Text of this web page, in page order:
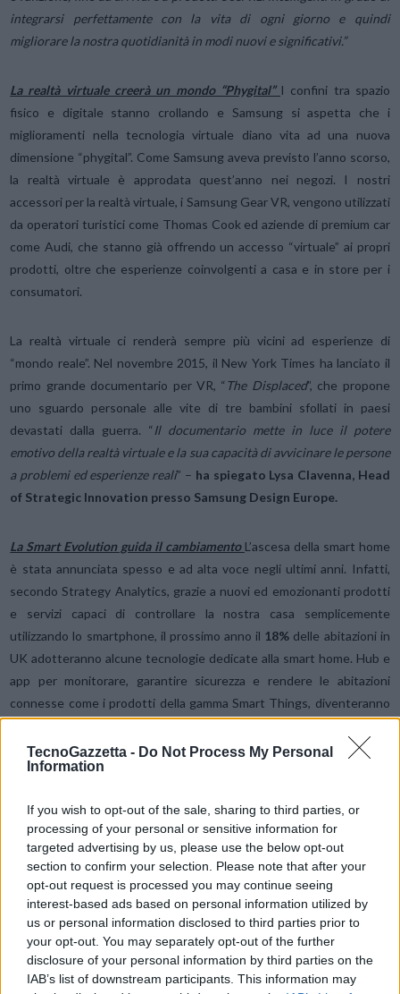
TecnoGazzetta - Do Not Process My Personal
Information
If you wish to opt-out of the sale, sharing to third parties, or
processing of your personal or sensitive information for
targeted advertising by us, please use the below opt-out
section to confirm your selection. Please note that after your
opt-out request is processed you may continue seeing
interest-based ads based on personal information utilized by
us or personal information disclosed to third parties prior to
your opt-out. You may separately opt-out of the further
disclosure of your personal information by third parties on the
IAB’s list of downstream participants. This information may
integrarsi perfettamente con la vita di ogni giorno e quindi
migliorare la nostra quotidianità in modi nuovi e significativi.”
La realtà virtuale creerà un mondo “Phygital” I confini tra spazio
fisico e digitale stanno crollando e Samsung si aspetta che i
miglioramenti nella tecnologia virtuale diano vita ad una nuova
dimensione “phygital”. Come Samsung aveva previsto l’anno scorso,
la realtà virtuale è approdata quest’anno nei negozi. I nostri
accessori per la realtà virtuale, i Samsung Gear VR, vengono utilizzati
da operatori turistici come Thomas Cook ed aziende di premium car
come Audi, che stanno già offrendo un accesso “virtuale” ai propri
prodotti, oltre che esperienze coinvolgenti a casa e in store per i
consumatori.
La realtà virtuale ci renderà sempre più vicini ad esperienze di
“mondo reale”. Nel novembre 2015, il New York Times ha lanciato il
primo grande documentario per VR, “ The Displaced”, che propone
uno sguardo personale alle vite di tre bambini sfollati in paesi
devastati dalla guerra. “ Il documentario mette in luce il potere
emotivo della realtà virtuale e la sua capacità di avvicinare le persone
a problemi ed esperienze reali” – ha spiegato Lysa Clavenna, Head
of Strategic Innovation presso Samsung Design Europe.
La Smart Evolution guida il cambiamento L’ascesa della smart home
è stata annunciata spesso e ad alta voce negli ultimi anni. Infatti,
secondo Strategy Analytics, grazie a nuovi ed emozionanti prodotti
e servizi capaci di controllare la nostra casa semplicemente
utilizzando lo smartphone, il prossimo anno il 18% delle abitazioni in
UK adotteranno alcune tecnologie dedicate alla smart home. Hub e
app per monitorare, garantire sicurezza e rendere le abitazioni
connesse come i prodotti della gamma Smart Things, diventeranno
Il boom di nuove connessioni non si può fermare alla porta di casa;
nostra abitazione alla nostra macchina, dando così vita nei prossimi
anni alle prime automobili autonome.
Le auto senza conducente non sono più materia di film
fantascientifici, ma promettono realmente di poter rendere più
sicure le strade e ridurre il traffico in maniera significativa
affermato Camille Hammerer, Head of SDE’s Trend Experience
lab. “Ora siamo all’inizio di questo viaggio, ma gli investimenti di